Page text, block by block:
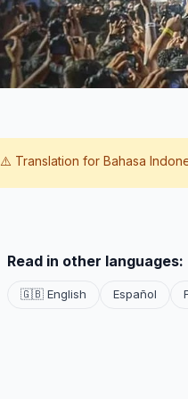
⚠️ Translation for Bahasa
Read in other languages:
🇬🇧 English Español